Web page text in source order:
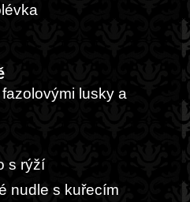
lusky a
s rýží
nudle s kuřecím